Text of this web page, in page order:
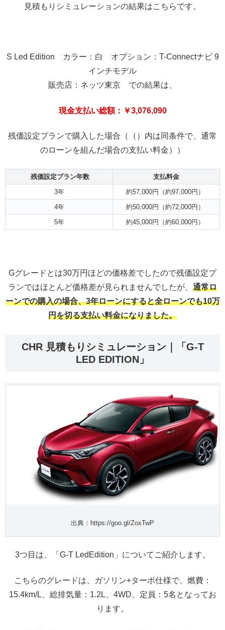
見積もりシミュレーションの結果はこちらです。
S Led Edition カラー：白 オプション：T-Connectナビ 9
インチモデル
販売店：ネッツ東京 での結果は、
現金支払い総額：￥3,076,090
残価設定プランで購入した場合（（）内は同条件で、通常
のローンを組んだ場合の支払い料金））
残価設定プラン年数
支払料金
3年
約57,000円（約97,000円）
4年
約50,000円（約72,000円）
5年
約45,000円（約60,000円）
Gグレードとは30万円ほどの価格差でしたので残価設定プ
ランではほとんど価格差が見られませんでしたが、 通常ロ
ーンでの購入の場合、3年ローンにすると全ローンでも10万
円を切る支払い料金になりました。
CHR 見積もりシミュレーション｜「G-T
LED EDITION」
出典：https://goo.gl/ZoxTwP
3つ目は、「G-T LedEdition」についてご紹介します。
こちらのグレードは、ガソリン+ターボ仕様で、燃費：
15.4km/L、総排気量：1.2L、4WD、定員：5名となってお
ります。